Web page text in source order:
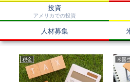
投資
アメリカでの投資
人材募集
税金 米国